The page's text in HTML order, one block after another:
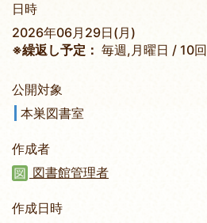
日時
2026年06月29日(月)
※繰返し予定： 毎週,月曜日 / 10回
公開対象
本巣図書室
作成者
図書館管理者
作成日時